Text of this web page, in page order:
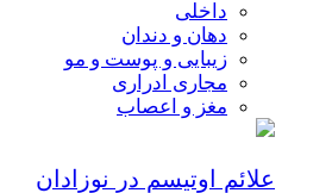
داخلی
دهان و دندان
زیبایی و پوست و مو
مجاری ادراری
مغز و اعصاب
علائم اوتیسم در نوزادان